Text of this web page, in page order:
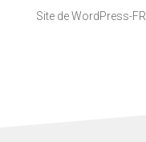
Site de WordPress-FR